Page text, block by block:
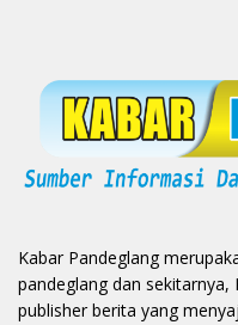
Kabar Pandeglang
pandeglang dan sekitarnya,
publisher berita yang